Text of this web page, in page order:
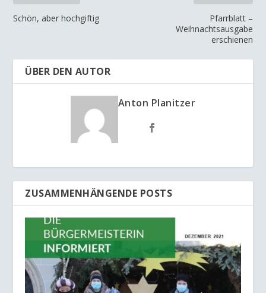
Schön, aber hochgiftig
Pfarrblatt –
Weihnachtsausgabe
erschienen
ÜBER DEN AUTOR
Anton Planitzer
ZUSAMMENHÄNGENDE POSTS